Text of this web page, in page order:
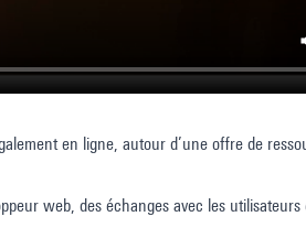
en ligne, autour d’une offre de
web, des échanges avec les